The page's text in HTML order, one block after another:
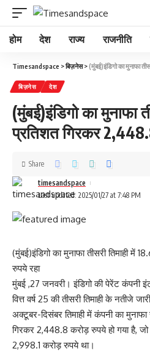
होम देश राज्य राजनीति
Timesandspace >बिज़नेस>(मुंबई)इंडिगो का मुनाफा तीसरी
बिज़नेस देश
(मुंबई)इंडिगो का मुनाफा
प्रतिशत गिरकर
Last updated: 2025/01/27 at 7:48 PM
timesandspace
Share
(मुंबई)इंडिगो का मुनाफा तीसरी तिमाही में
रुपये रहा
मुंबई ,27 जनवरी। इंडिगो की पेरेंट कंपनी
वित्त वर्ष 25 की तीसरी तिमाही के नतीजे
अक्टूबर-दिसंबर तिमाही में कंपनी का
गिरकर 2,448.8 करोड़ रुपये हो गया है,
2,998.1 करोड़ रुपये था।